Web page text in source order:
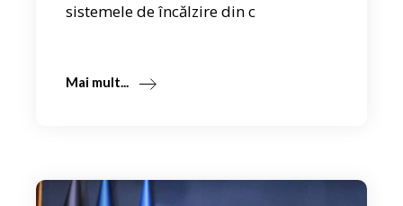
sistemele de încălzire din c
Mai mult...